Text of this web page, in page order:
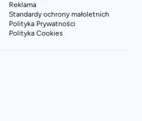
Reklama
Standardy ochrony małoletnich
Polityka Prywatności
Polityka Cookies